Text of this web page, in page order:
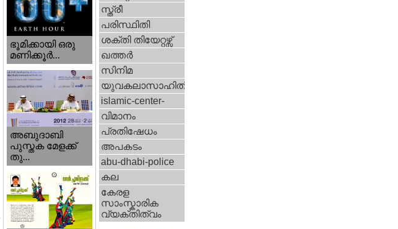
ഭൂമിക്കായി ഒരു
മണിക്കൂര്‍...
അബുദാബി
പുസ്തക മേളക്ക്
തു...
സ്ത്രീ
പരിസ്ഥിതി
ശക്തി തിയേറ്റഴ്സ്
ഖത്തര്‍
സിനിമ
യുവകലാസാഹിതി
islamic-center-
വിമാനം
പ്രതിഷേധം
അപകടം
abu-dhabi-police
കല
കേരള
സാംസ്കാരിക
വ്യക്തിത്വം